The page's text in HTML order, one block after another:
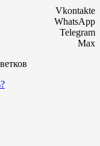
Vkontakte
WhatsApp
Telegram
Max